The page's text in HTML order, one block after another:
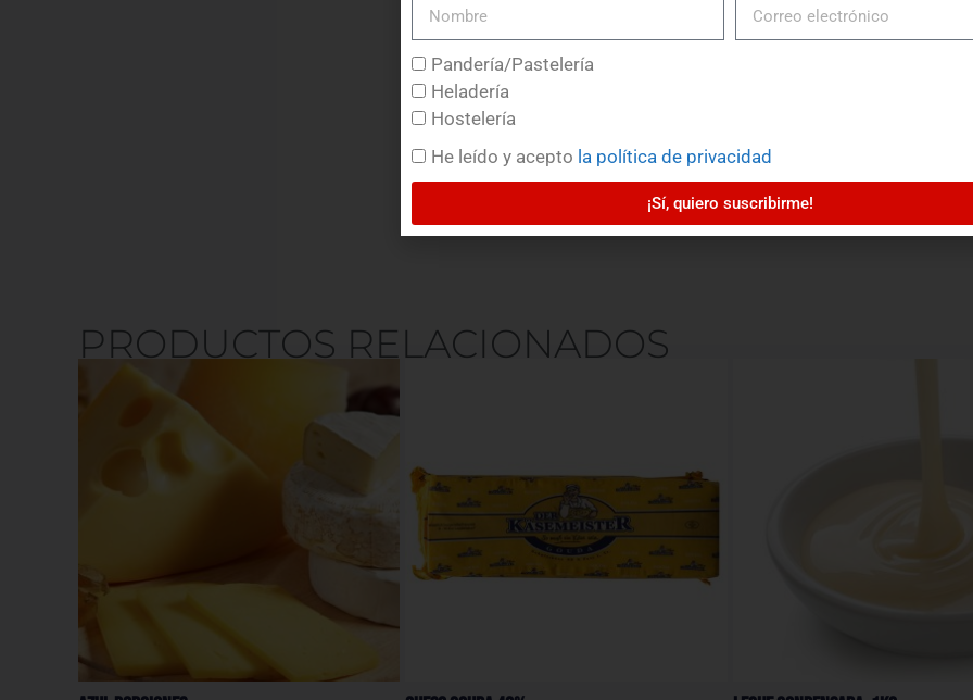
PRODUCTOS RELACIONADOS
Pandería/Pastelería
Heladería
Hostelería
He leído y acepto la política de privacidad
¡Sí, quiero suscribirme!